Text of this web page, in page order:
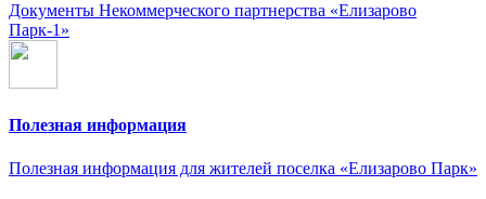
Документы Некоммерческого партнерства «Елизарово
Парк-1»
Полезная информация
Полезная информация для жителей поселка «Елизарово Парк»